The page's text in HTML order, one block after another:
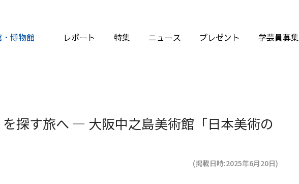
博物館 レポート 特集 ニュース プレゼント 学芸員募集
を探す旅へ ― 大阪中之島美術館「日本美術の
(掲載日時:2025年6月20日)